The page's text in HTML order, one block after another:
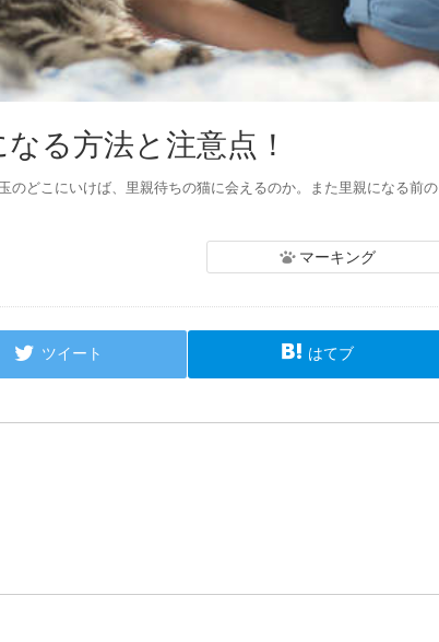
る方法と注意点！
のどこにいけば、里親待ちの猫に会えるのか。また里親になる前の
マーキング
ツイート はてブ